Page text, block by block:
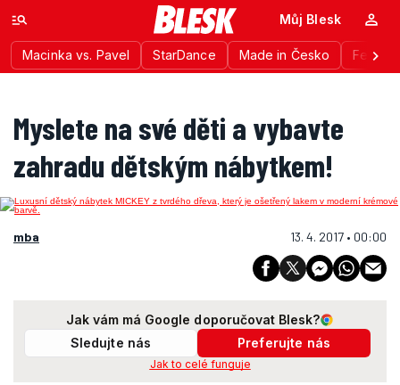
Macinka vs. Pavel StarDance Made in Česko
Můj Blesk
Myslete na své děti a vybavte
zahradu dětským nábytkem!
mba 13. 4. 2017 • 00:00
Jak vám má Google doporučovat Blesk?
Sledujte nás
Preferujte nás
Jak to celé funguje